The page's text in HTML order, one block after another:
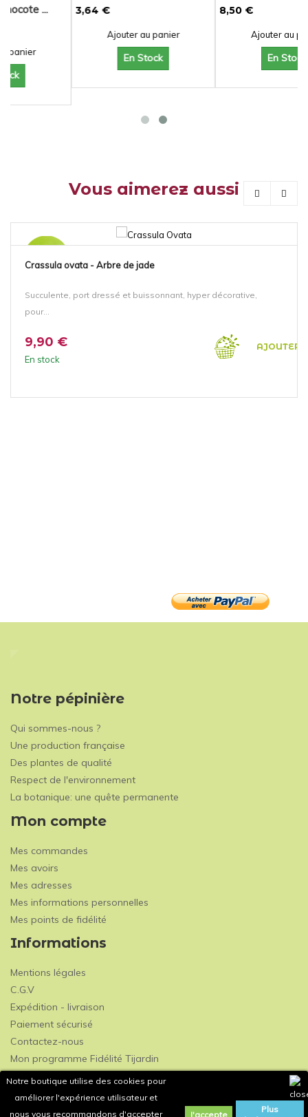
Notre boutique utilise des cookies pour
améliorer l'expérience utilisateur et
nous vous recommandons d'accepter
J'accepte
Plus
3,64 €
Ajouter au panier Ajouter au panier
Vous aimerez aussi
NOUVEAU!
Crassula ovata - Arbre de jade
Succulente, port dressé et buissonnant, hyper décorative,
pour...
9,90 € AJOUTER
En stock
Notre pépinière
Qui sommes-nous ?
Une production française
Des plantes de qualité
Respect de l'environnement
La botanique: une quête permanente
Mon compte
Mes commandes
Mes avoirs
Mes adresses
Mes informations personnelles
Mes points de fidélité
Informations
Mentions légales
C.G.V
Expédition - livraison
Paiement sécurisé
Contactez-nous
Mon programme Fidélité Tijardin